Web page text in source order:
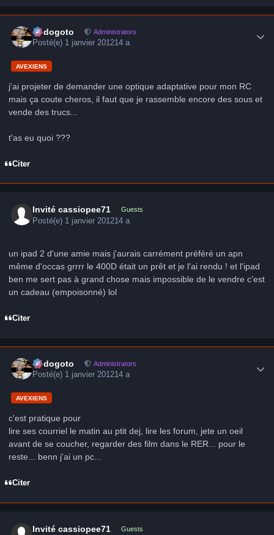
frédogoto Administrators
Posté(e) 1 janvier 201214 a
AVEXIENS
j'ai projeter de demander une optique adaptative pour mon RC
mais ça coute cheros, il faut que je rassemble encore des sous et
vende des trucs...
t'as eu quoi ???
Citer
Invité cassiopee71 Guests
Posté(e) 1 janvier 201214 a
un ipad 2 d'une amie mais j'aurais carrément préféré un apn
même d'occas grrrr le 400D était un prêt et je l'ai rendu ! et l'ipad
ben me sert pas à grand chose mais impossible de le vendre c'est
un cadeau (empoisonné) lol
Citer
frédogoto Administrators
Posté(e) 1 janvier 201214 a
AVEXIENS
c'est pratique pour
lire ses courriel le matin au ptit dej, lire les forum, jete un oeil
avant de se coucher, regarder des film dans le RER... pour le
reste... benn j'ai un pc...
Citer
Invité cassiopee71 Guests